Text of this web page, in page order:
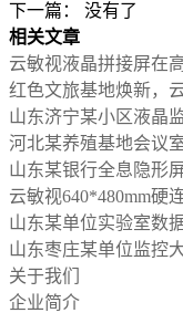
下一篇： 没有了
相关文章
云敏视液晶拼接屏在
红色文旅基地焕新，
山东济宁某小区液晶
河北某养殖基地会议
山东某银行全息隐形
云敏视640*480mm硬
山东某单位实验室数
山东枣庄某单位监控
关于我们
企业简介